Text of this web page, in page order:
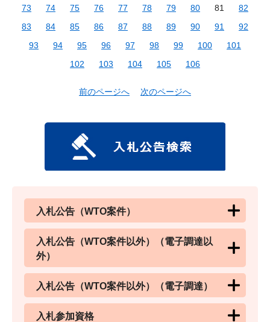
73
74 75 76 77 78 79 80 81
82
83
84 85 86 87 88 89 90 91
92
93
94 95 96 97 98 99 100
101
102
103 104 105 106
前のページへ 次のページへ
入札公告（WTO案件）
入札公告（WTO案件以外）（電子調達以
外）
入札公告（WTO案件以外）（電子調達）
入札参加資格